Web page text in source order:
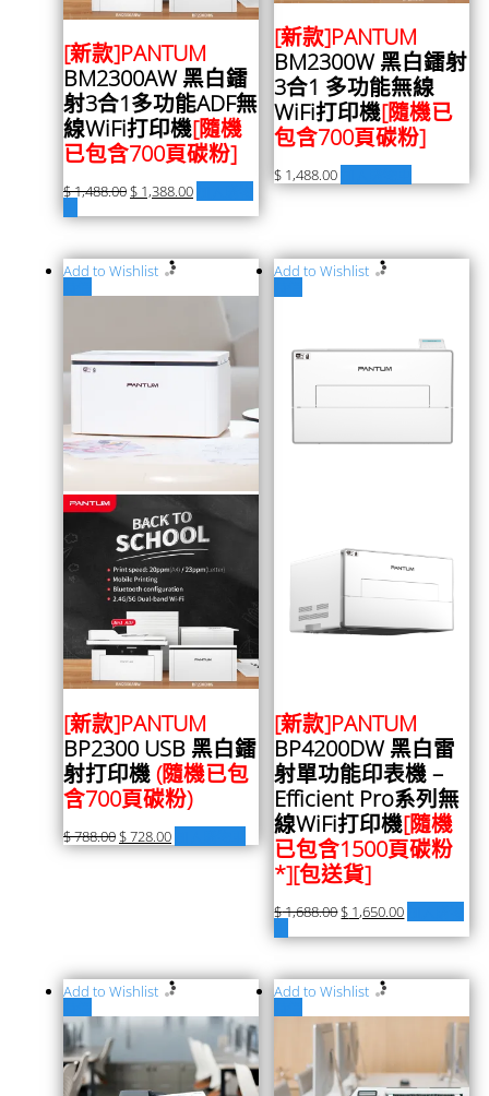
[新款]PANTUM
BM2300AW 黑白鐳
射3合1多功能ADF無
線WiFi打印機[隨機
已包含700頁碳粉]
$1,488.00$ 1,388.00
[新款]PANTUM
BM2300W 黑白鐳射
3合1 多功能無線
WiFi打印機[隨機已
包含700頁碳粉]
$ 1,488.00
Add to Wishlist
[新款]PANTUM
BP2300 USB 黑白鐳
射打印機(隨機已包
含700頁碳粉)
$788.00$728.00
Add to Wishlist
[新款]PANTUM
BP4200DW 黑白雷
射單功能印表機 –
Efficient Pro系列無
線WiFi打印機[隨機
已包含1500頁碳粉
*][包送貨]
$1,688.00$ 1,650.00
Add to Wishlist
Add to Wishlist